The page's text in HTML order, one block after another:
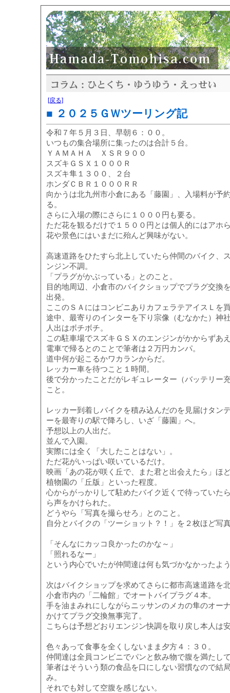
[戻る]
■ ２０２５ＧＷツーリング記
令和７年５月３日、早朝６：００。
いつもの集合場所に集ったのは合計５台。
ＹＡＭＡＨＡ ＸＳＲ９００
スズキＧＳＸ１０００Ｒ
スズキ隼１３００、２台
ホンダＣＢＲ１０００ＲＲ
向かうは北九州市小倉にある「藤園」、入場料が予
る。
さらに入場の際にさらに１０００円も要る。
ただ花を観るだけで１５００円とは個人的にはアホ
花や景色にはいまだに殆んど興味がない。
高速道路をひたすら北上していたら仲間のバイク、
ンジン不調。
「プラグがかぶっている」とのこと。
目的地周辺、小倉市のバイクショップでプラグ交換
出発。
ここのＳＡにはコンビニありカフェラテアイスＬを
途中、最寄りのインターを下り宗像（むなかた）神
人出はボチボチ。
この駐車場でスズキＧＳＸのエンジンがかからずあ
電車で帰るとのことで筆者は２万円カンパ。
道中何が起こるかワカランからだ。
レッカー車を待つこと１時間。
後で分かったことだがレギュレーター（バッテリー
こと。
レッカー到着しバイクを積み込んだのを見届けタン
ーを最寄りの駅で降ろし、いざ「藤園」へ。
予想以上の人出だ。
並んで入園。
実際には全く「大したことはない」。
ただ花がいっぱい咲いているだけ。
映画「あの花が咲く丘で、また君と出会えたら」ほ
植物園の「丘版」といった程度。
心からがっかりして駐めたバイク近くで待っていた
ら声をかけられた。
どうやら「写真を撮らせろ」とのこと。
自分とバイクの「ツーショット？！」を２枚ほど写
「そんなにカッコ良かったのかな～」
「照れるなー」
という内心でいたが仲間達は何も気づかなかったよ
次はバイクショップを求めてさらに都市高速道路を
小倉市内の「二輪館」でオートバイプラグ４本。
手を油まみれにしながらニッサンのメカの隼のオー
かけてプラグ交換無事完了。
こちらは予想どおりエンジン快調を取り戻し本人は
色々あって食事を全くしないまま夕方４：３０。
仲間達は全員コンビニでパンと飲み物で腹を満たし
筆者はそういう類の食品を口にしない習慣なので結
み。
それでも対して空腹を感じない。